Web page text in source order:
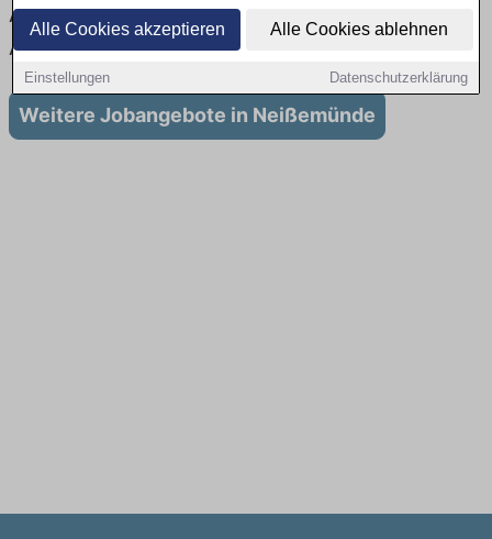
Alle Cookies akzeptieren Alle Cookies ablehnen
Einstellungen Datenschutzerklärung
Aktuell gibt es keine Stellenangebote für
Ausbildung in Neißemünde
Weitere Jobangebote in Neißemünde